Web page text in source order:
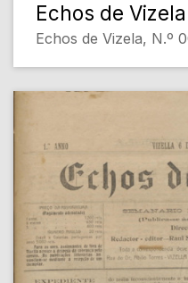
Echos de Vizela
Echos de Vizela, N.º